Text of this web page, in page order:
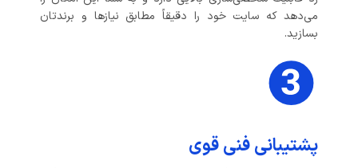
می‌دهد که سایت خود را دقیقاً مطابق نیازها و برندتان
بسازید.
پشتیبانی فنی قوی